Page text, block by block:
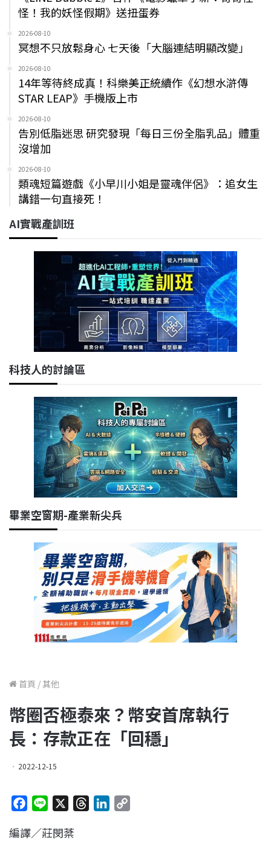
怪！我的妖怪假期》送扭蛋券
2026-08-10
冥想不只放鬆身心 七天後「大腦連結明顯改變」
2026-08-10
14年等待終成真！科樂美正統續作《幻想水滸傳
STAR LEAP》手機版上市
2026-08-10
告別低脂迷思 研究發現「每日三份全脂乳品」體重
沒增加
2026-08-10
類魂短篇遊戲《小早川小姐是靈魂伴侶》：追女生
講錯一句直接死！
AI實戰產訓班
科技人的討論區
畢業空窗期-產業新尖兵